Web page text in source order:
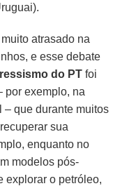
atrasado na
e esse debate
do PT foi
por exemplo, na
que durante muitos
sua
enquanto no
modelos pós-
explorar o petróleo,